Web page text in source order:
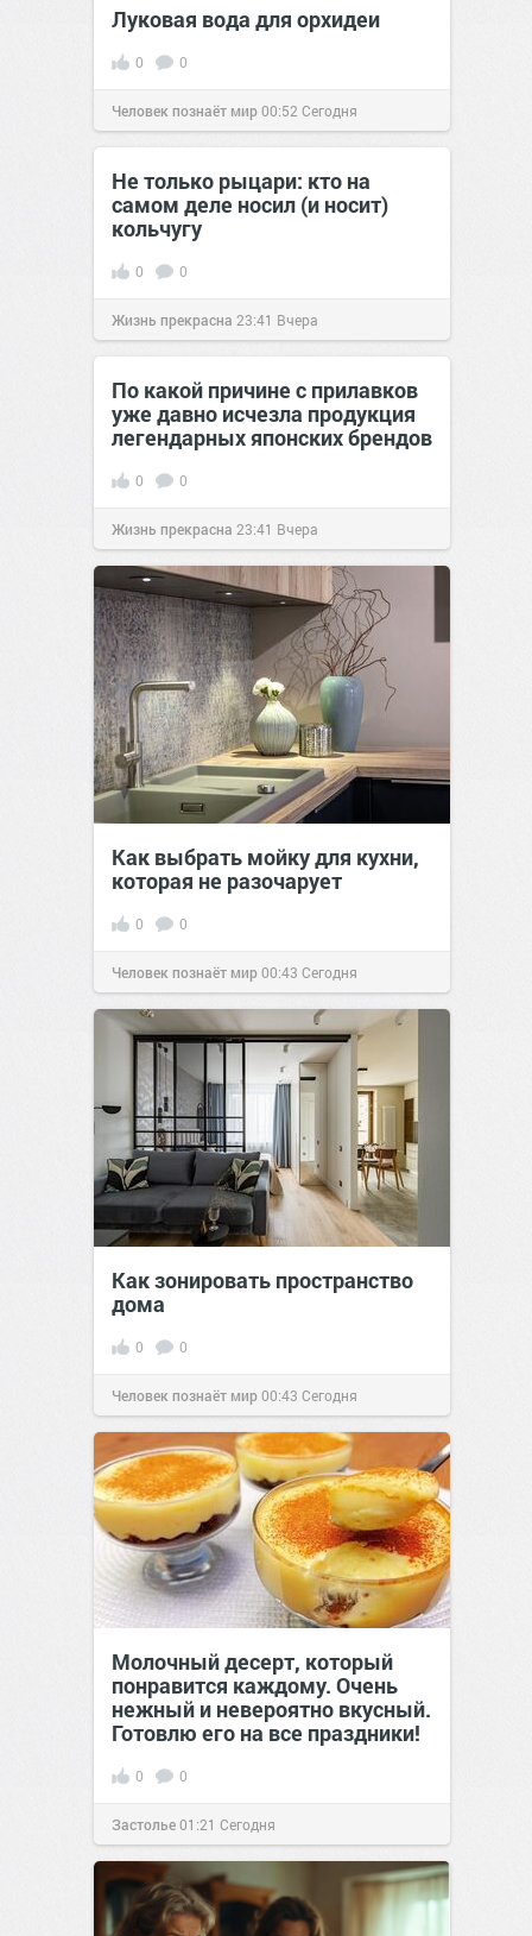
Луковая вода для орхидеи
0 0
Человек познаёт мир00:52 Сегодня
Не только рыцари: кто на
самом деле носил (и носит)
кольчугу
0 0
Жизнь прекрасна 23:41 Вчера
По какой причине с прилавков
уже давно исчезла продукция
легендарных японских брендов
0 0
Жизнь прекрасна 23:41 Вчера
Как выбрать мойку для кухни,
которая не разочарует
0 0
Человек познаёт мир00:43 Сегодня
Как зонировать пространство
дома
0 0
Человек познаёт мир00:43 Сегодня
Молочный десерт, который
понравится каждому. Очень
нежный и невероятно вкусный.
Готовлю его на все праздники!
0 0
Застолье01:21 Сегодня